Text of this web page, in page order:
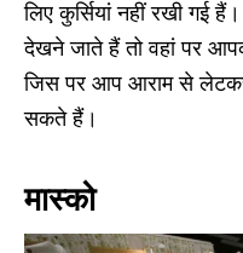
लिए कुर्सियां नहीं रखी गई
देखने जाते हैं तो वहां पर
जिस पर आप आराम से
सकते हैं।
मास्को